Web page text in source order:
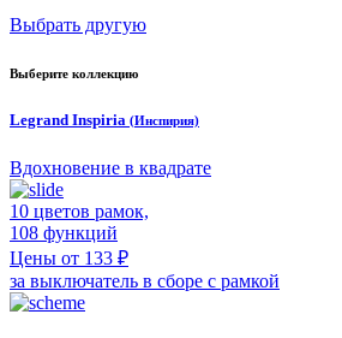
Выбрать другую
Выберите коллекцию
Legrand Inspiria (Инспирия)
Вдохновение в квадрате
10 цветов рамок,
108 функций
Цены от 133 ₽
за выключатель в сборе с рамкой